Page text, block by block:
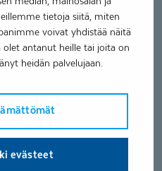
tietoja siitä, miten
voivat yhdistää näitä
antanut heille tai joita on
heidän palvelujaan.
evästeet